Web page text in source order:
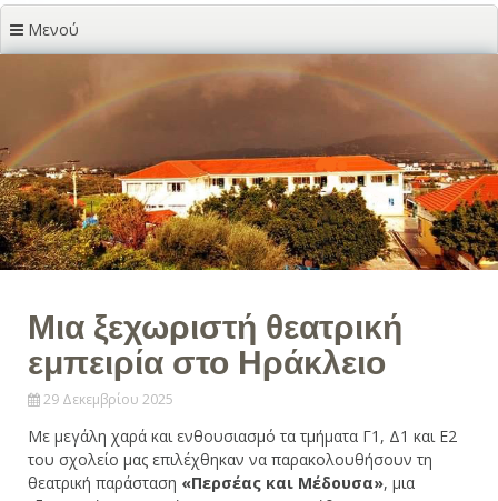
Μενού
Μια ξεχωριστή θεατρική
εμπειρία στο Ηράκλειο
29 Δεκεμβρίου 2025
Με μεγάλη χαρά και ενθουσιασμό τα τμήματα Γ1, Δ1 και Ε2
του σχολείο μας επιλέχθηκαν να παρακολουθήσουν τη
θεατρική παράσταση «Περσέας και Μέδουσα», μια